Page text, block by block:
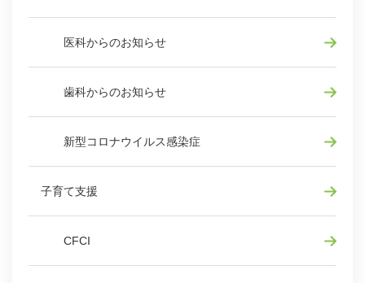
医科からのお知らせ
歯科からのお知らせ
新型コロナウイルス感染症
子育て支援
CFCI